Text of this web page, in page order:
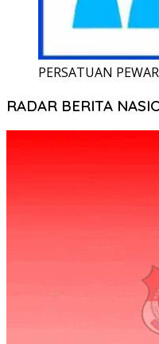
PERSATUAN
RADAR BERITA